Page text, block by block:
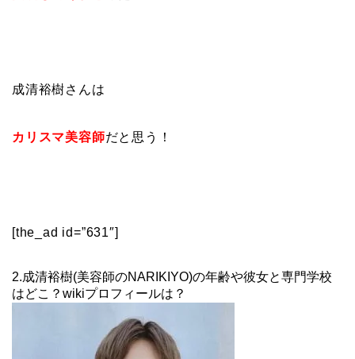
成清裕樹さんは
カリスマ美容師だと思う！
[the_ad id=”631″]
2.成清裕樹(美容師のNARIKIYO)の年齢や彼女と専門学校
はどこ？wikiプロフィールは？